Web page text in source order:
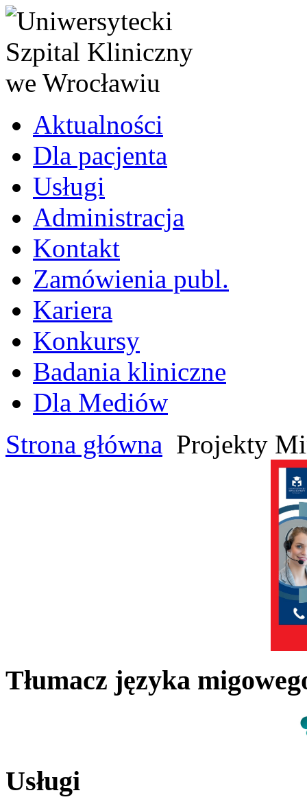
Aktualności
Dla pacjenta
Usługi
Administracja
Kontakt
Zamówienia publ.
Kariera
Konkursy
Badania kliniczne
Dla Mediów
Strona główna Projekty
Tłumacz języka
Usługi